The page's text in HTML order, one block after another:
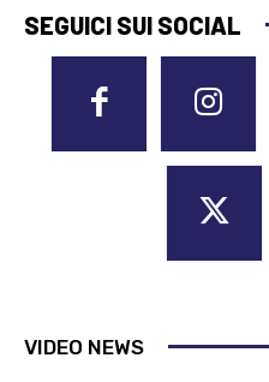
SEGUICI SUI SOCIAL
VIDEO NEWS